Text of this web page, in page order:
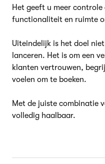
Het geeft u meer
functionaliteit en ruimte
Uiteindelijk is het doel
lanceren. Het is om een
klanten vertrouwen,
voelen om te boeken.
Met de juiste combinatie
volledig haalbaar.